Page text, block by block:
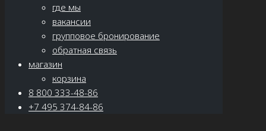
где мы
вакансии
групповое бронирование
обратная связь
магазин
корзина
8 800 333-48-86
+7 495 374-84-86